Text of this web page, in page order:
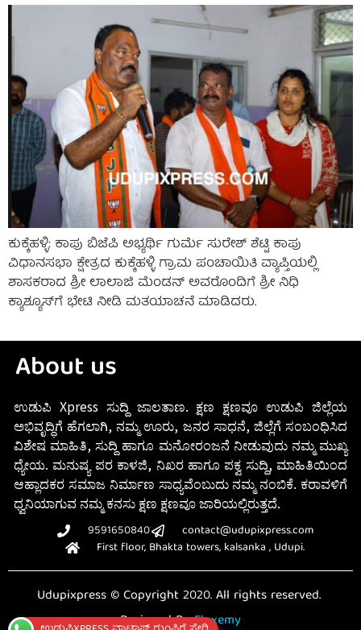
ಕುಕ್ಕೆಹಳ್ಳಿ: ಕಾಪು ಬಿಜೆಪಿ ಅಭ್ಯರ್ಥಿ ಗುರ್ಮೆ ಸುರೇಶ್ ಶೆಟ್ಟಿ ಕಾಪು
ವಿಧಾನಸಭಾ ಕ್ಷೇತ್ರದ ಕುಕ್ಕೆಹಳ್ಳಿ ಗ್ರಾಮ ಪಂಚಾಯಿತಿ ವ್ಯಾಪ್ತಿಯಲ್ಲಿ
ಶಾಸಕರಾದ ಶ್ರೀ ಲಾಲಾಜಿ ಮೆಂಡನ್ ಅವರೊಂದಿಗೆ ಶ್ರೀ ನಿಧಿ
ಕ್ಯಾಶ್ಯೂಸ್‌ಗೆ ಭೇಟಿ ನೀಡಿ ಮತಯಾಚನೆ ಮಾಡಿದರು.
About us
ಉಡುಪಿ Xpress ಸುದ್ದಿ ಜಾಲತಾಣ. ಕ್ಷಣ ಕ್ಷಣವೂ ಉಡುಪಿ ಜಿಲ್ಲೆಯ
ಅಭಿವೃದ್ಧಿಗೆ ಹೆಗಲಾಗಿ, ನಮ್ಮ ಊರು, ಜನರ ಸಾಧನೆ, ಜಿಲ್ಲೆಗೆ ಸಂಬಂಧಿಸಿದ
ವಿಶೇಷ ಮಾಹಿತಿ, ಸುದ್ದಿ ಹಾಗೂ ಮನೋರಂಜನೆ ನೀಡುವುದು ನಮ್ಮ ಮುಖ್ಯ
ಧ್ಯೇಯ. ಮನುಷ್ಯ ಪರ ಕಾಳಜಿ, ನಿಖರ ಹಾಗೂ ಪಕ್ವ ಸುದ್ದಿ, ಮಾಹಿತಿಯಿಂದ
ಆಹ್ಲಾದಕರ ಸಮಾಜ ನಿರ್ಮಾಣ ಸಾಧ್ಯವೆಂಬುದು ನಮ್ಮ ನಂಬಿಕೆ. ಕರಾವಳಿಗೆ
ಧ್ವನಿಯಾಗುವ ನಮ್ಮ ಕನಸು ಕ್ಷಣ ಕ್ಷಣವೂ ಜಾರಿಯಲ್ಲಿರುತ್ತದೆ.
9591650840
contact@udupixpress.com
First floor, Bhakta towers, kalsanka , Udupi.
Udupixpress © Copyright 2020. All rights reserved.
Designed ByFluxemy